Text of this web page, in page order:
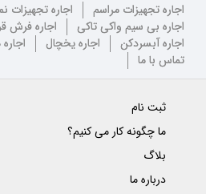
اجاره تجهیزات مراسم
اجاره تجهیزات
اجاره بی سیم واکی تاکی
اجاره فرش
اجاره آبسردکن
اجاره یخچال
تماس با ما
ثبت نام
ما چگونه کار می کنیم؟
بلاگ
درباره ما